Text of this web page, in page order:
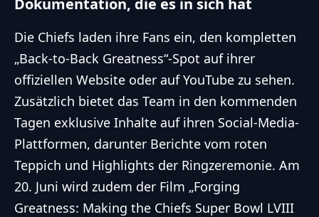
Dokumentation, die es in sich hat
Die Chiefs laden ihre Fans ein, den kompletten
„Back-to-Back Greatness“-Spot auf ihrer
offiziellen Website oder auf YouTube zu sehen.
Zusätzlich bietet das Team in den kommenden
Tagen exklusive Inhalte auf ihren Social-Media-
Plattformen, darunter Berichte vom roten
Teppich und Highlights der Ringzeremonie. Am
20. Juni wird zudem der Film „Forging
Greatness: Making the Chiefs Super Bowl LVIII